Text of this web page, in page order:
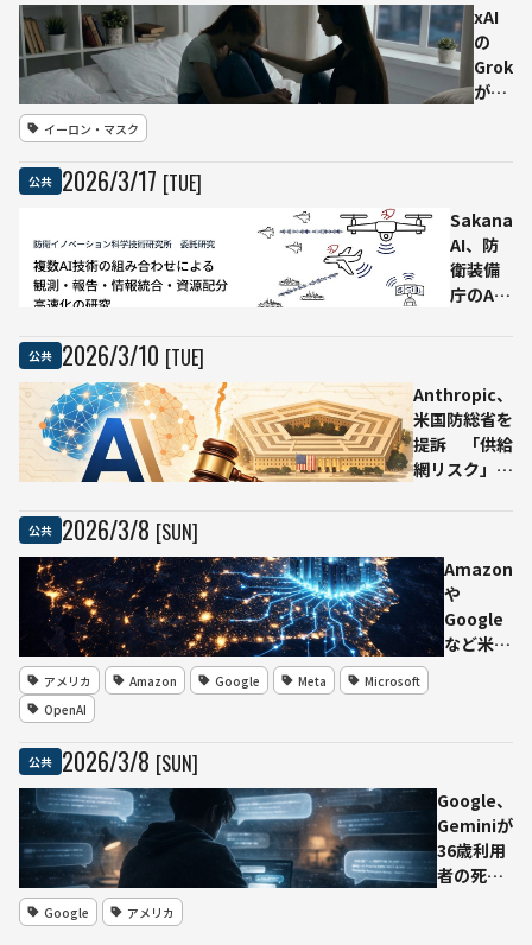
住民
サー
ビス
向上
ェク
ト
通勤
届の
審
査・
払戻
計算
書」
発
表
AIは
を補
完す
る“パ
ート
xAI
の
Grok
が児
ンツ
を生
成し
たと
訟
3人
のテ
ィー
の不
主張
イーロン・マスク
公共 2026/3/17 [TUE]
Sakana
AI、防
衛装備
庁のAI
を組み
合わせ
意思決
定プロ
公共 2026/3/10 [TUE]
Anthropic、
米国防総省を
提訴 「供給
網リスク」認
公共 2026/3/8 [SUN]
Amazon
や
Google
など米テ
を誓約
家庭向け
料金への
転嫁回避
アメリカ Amazon Google Meta
Microsoft
OpenAI
公共 2026/3/8 [SUN]
Google、
Geminiが
36歳利用
者の死を
Google アメリカ